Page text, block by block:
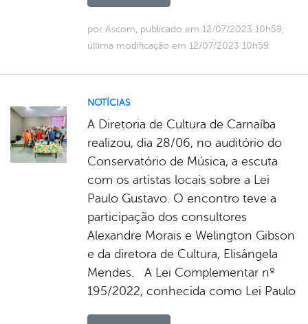
por Ascom, publicado em 12/07/2023 10h59,
última modificação em 12/07/2023 10h59
NOTÍCIAS
A Diretoria de Cultura de Carnaíba
realizou, dia 28/06, no auditório do
Conservatório de Música, a escuta
com os artistas locais sobre a Lei
Paulo Gustavo. O encontro teve a
participação dos consultores
Alexandre Morais e Welington Gibson
e da diretora de Cultura, Elisângela
Mendes. A Lei Complementar nº
195/2022, conhecida como Lei Paulo